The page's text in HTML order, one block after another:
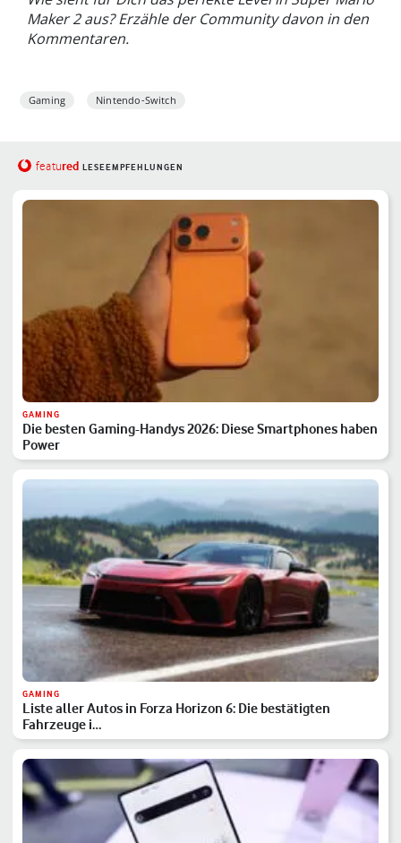
Maker 2 aus? Erzähle der Community davon in den
Kommentaren.
Gaming Nintendo-Switch
featured LESEEMPFEHLUNGEN
GAMING
Die besten Gaming-Handys 2026: Diese Smartphones haben
Power
GAMING
Liste aller Autos in Forza Horizon 6: Die bestätigten
Fahrzeuge i…